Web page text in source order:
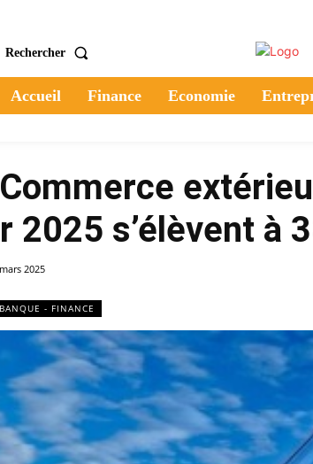
Rechercher
Accueil Finance Economie
2025 s’élèvent à
2025
BANQUE - FINANCE